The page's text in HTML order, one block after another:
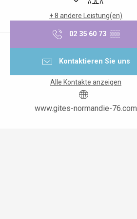
+ 8 andere Leistung(en)
02 35 60 73 ▒▒
Kontaktieren Sie uns
Alle Kontakte anzeigen
www.gites-normandie-76.com